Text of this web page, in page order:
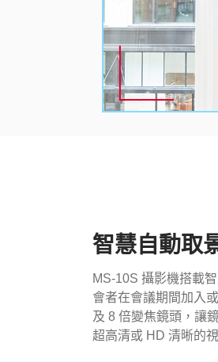
智慧自動取
MS-10S 攝影機搭載
會者在會議期間加入
及 8 倍變焦鏡頭，讓
超高清或 HD 清晰的